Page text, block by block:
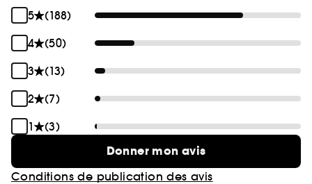
5
(188)
4
(50)
3
(13)
2
(7)
1
(3)
Donner mon avis
Conditions de publication des avis